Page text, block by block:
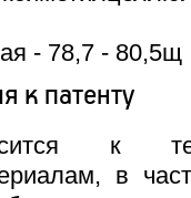
- 78,7 - 80,5щ
к патенту
к
в